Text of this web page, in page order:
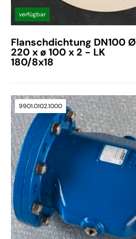
verfügbar
Flanschdichtung DN100 Ø
220 x ø 100 x 2 - LK
180/8x18
9901.0102.1000